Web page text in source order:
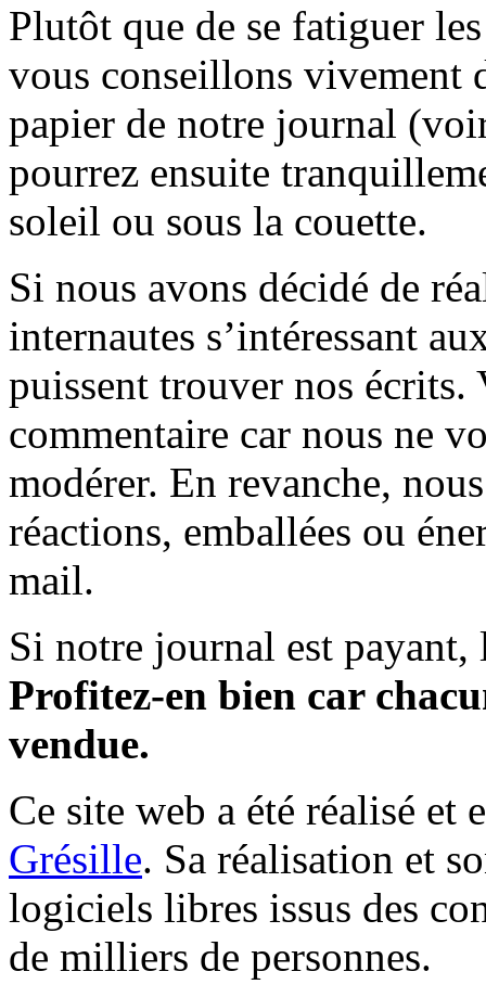
Plutôt que de se fatiguer
vous conseillons vivement
papier de notre journal
pourrez ensuite
soleil ou sous la couette.
Si nous avons décidé de
internautes s’intéressant
puissent trouver nos écrits.
commentaire car nous ne
modérer. En revanche,
réactions, emballées ou
mail.
Si notre journal est payant,
Profitez-en bien car
vendue.
Ce site web a été réalisé et
Grésille. Sa réalisation et
logiciels libres issus des
de milliers de personnes.